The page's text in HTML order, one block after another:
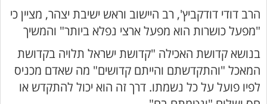
הרב דודי דודקביץ', רב היישוב וראש ישיבת יצהר, מציין כי
"מפעל כושרות הוא מפעל ארצי נפלא ביותר" והמשיך
בנושא קדושת האכילה "קדושת ישראל תלויה בקדושת
המאכל "והתקדשתם והייתם קדושים" מה שאדם מכניס
לפיו פועל על כל נשמתו. דרך זה הוא יכול להתקדש או